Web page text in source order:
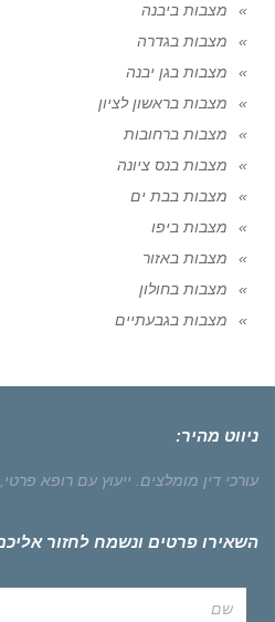
מצבות ביבנה
מצבות בגדרה
מצבות בגן יבנה
מצבות בראשון לציון
מצבות ברחובות
מצבות בנס ציונה
מצבות בבת ים
מצבות ביפו
מצבות באזור
מצבות בחולון
מצבות בגבעתיים
ניווט מהיר:
עורכי דין מומלצים. ייעוץ עם רופא פרטי,
השאירו פרטים ונשמח לחזור